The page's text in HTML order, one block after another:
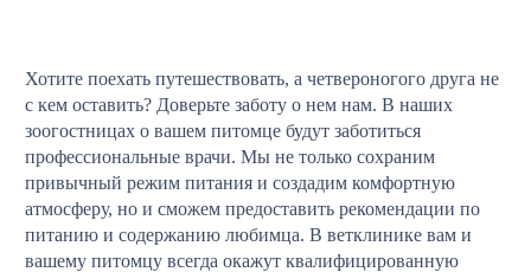
Хотите поехать путешествовать, а четвероногого друга не
с кем оставить? Доверьте заботу о нем нам. В наших
зоогостницах о вашем питомце будут заботиться
профессиональные врачи. Мы не только сохраним
привычный режим питания и создадим комфортную
атмосферу, но и сможем предоставить рекомендации по
питанию и содержанию любимца. В ветклинике вам и
вашему питомцу всегда окажут квалифицированную